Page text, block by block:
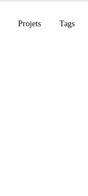
Projets Tags